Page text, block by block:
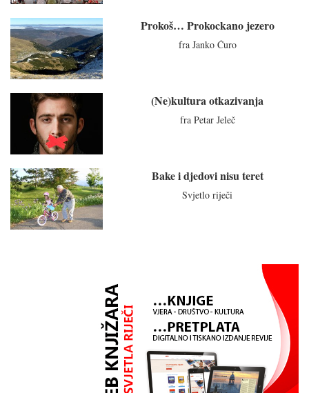
Prokoš… Prokockano jezero
fra Janko Ćuro
(Ne)kultura otkazivanja
fra Petar Jeleč
Bake i djedovi nisu teret
Svjetlo riječi